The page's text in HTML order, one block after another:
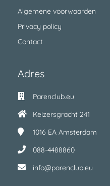
Algemene voorwaarden
Privacy policy
Contact
Adres
Parenclub.eu
Keizersgracht 241
1016 EA Amsterdam
088-4488860
info@parenclub.eu